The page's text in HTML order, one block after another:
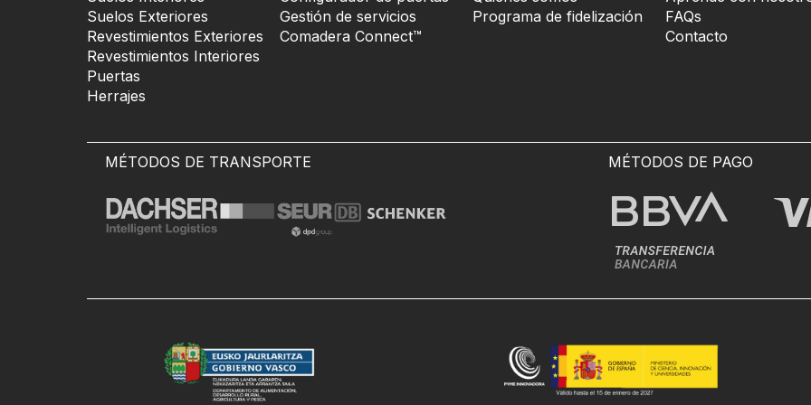
Suelos Exteriores
Revestimientos Exteriores
Revestimientos Interiores
Puertas
Herrajes
Gestión de servicios
Comadera Connect™
Programa de fidelización
FAQs
Contacto
MÉTODOS DE TRANSPORTE MÉTODOS DE PAGO